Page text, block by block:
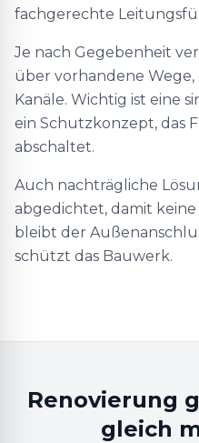
fachgerechte
Je nach Gegebenheit
über vorhandene
Kanäle. Wichtig ist eine
ein Schutzkonzept, das
abschaltet.
Auch nachträgliche
abgedichtet, damit
bleibt der
schützt das Bauwerk.
Renovierung
gleich